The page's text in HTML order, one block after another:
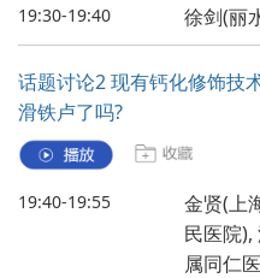
19:30-19:40 徐剑(丽
话题讨论2 现有钙化修饰技
滑铁卢了吗?
19:40-19:55
金贤(上
民医院
属同仁